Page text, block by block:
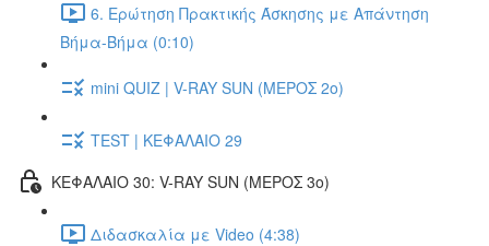
6. Ερώτηση Πρακτικής Άσκησης με Απάντηση
Βήμα-Βήμα (0:10)
mini QUIZ | V-RAY SUN (ΜΕΡΟΣ 2o)
TEST | ΚΕΦΑΛΑΙΟ 29
ΚΕΦΑΛΑΙΟ 30: V-RAY SUN (ΜΕΡΟΣ 3o)
Διδασκαλία με Video (4:38)